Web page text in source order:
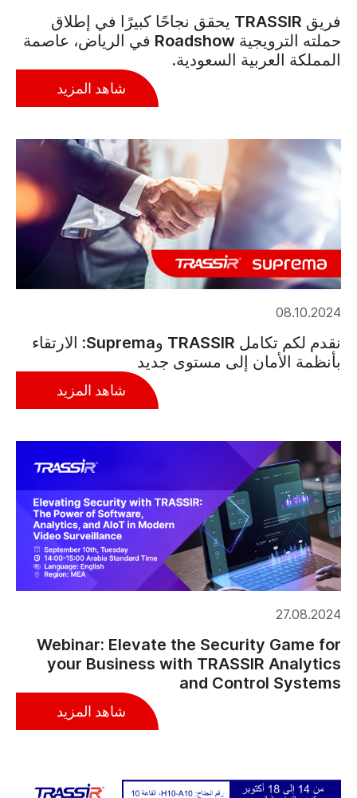
فريق TRASSIR يحقق نجاحًا كبيرًا في إطلاق
حملته الترويجية Roadshow في الرياض، عاصمة
المملكة العربية السعودية.
شاهد المزيد
08.10.2024
نقدم لكم تكامل TRASSIR وSuprema: الارتقاء
بأنظمة الأمان إلى مستوى جديد
شاهد المزيد
27.08.2024
Webinar: Elevate the Security Game for
your Business with TRASSIR Analytics
and Control Systems
شاهد المزيد